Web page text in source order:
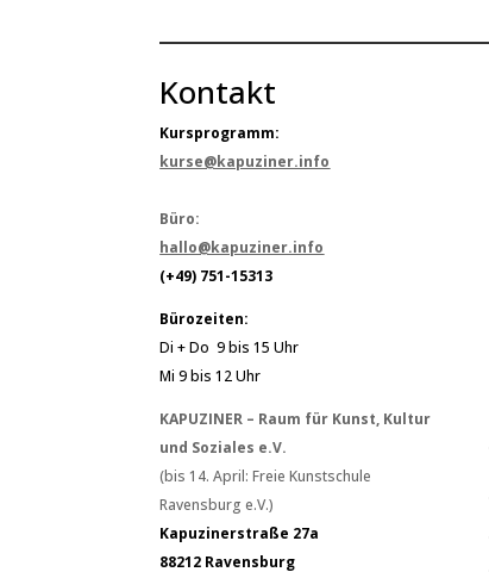
Kontakt
Kursprogramm:
kurse@kapuziner.info
Büro:
hallo@kapuziner.info
(+49) 751-15313
Bürozeiten:
Di + Do 9 bis 15 Uhr
Mi 9 bis 12 Uhr
KAPUZINER – Raum für Kunst, Kultur
und Soziales e.V.
(bis 14. April: Freie Kunstschule
Ravensburg e.V.)
Kapuzinerstraße 27a
88212 Ravensburg